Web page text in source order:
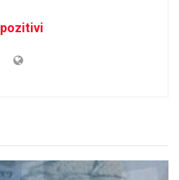
pozitivi